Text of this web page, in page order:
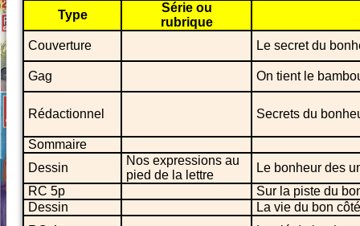
Type
Série ou
rubrique
Couverture
Le secret du
Gag On tient le
Rédactionnel Secrets du
Sommaire
Dessin
Nos expressions au
pied de la lettre
Le bonheur des
RC 5p
Sur la piste du
Dessin
La vie du bon côté